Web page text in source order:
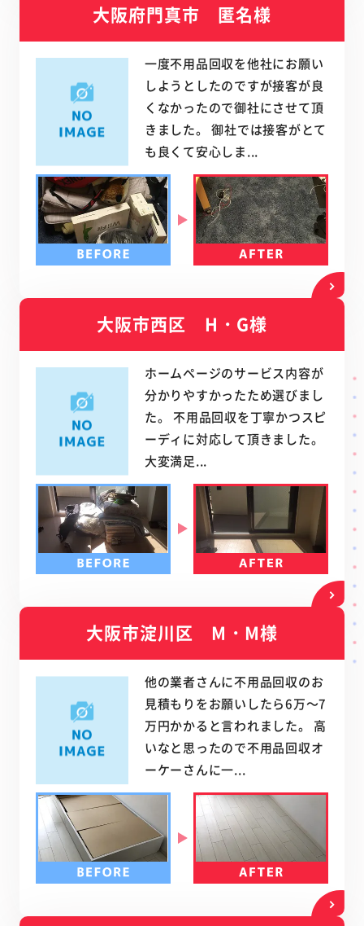
大阪府門真市 匿名様
一度不用品回収を他社にお願い
しようとしたのですが接客が良
くなかったので御社にさせて頂
きました。 御社では接客がとて
も良くて安心しま...
大阪市西区 H・G様
ホームページのサービス内容が
分かりやすかったため選びまし
た。 不用品回収を丁寧かつスピ
ーディに対応して頂きました。
大変満足...
大阪市淀川区 M・M様
他の業者さんに不用品回収のお
見積もりをお願いしたら6万～7
万円かかると言われました。 高
いなと思ったので不用品回収オ
ーケーさんに一...